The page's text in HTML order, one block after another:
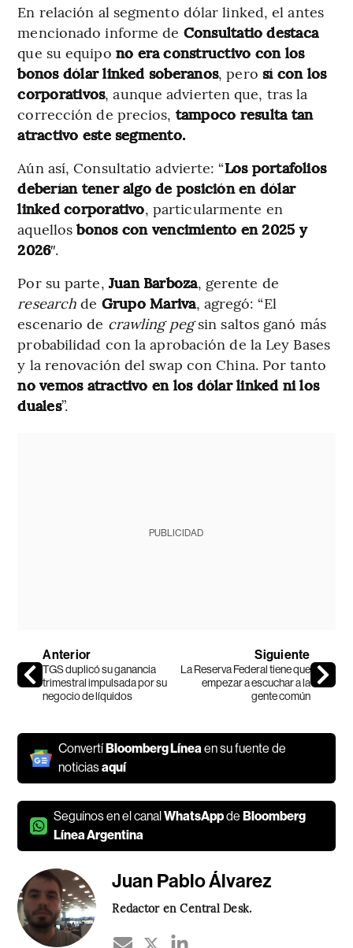
En relación al segmento dólar linked, el antes
mencionado informe de Consultatio destaca
que su equipo no era constructivo con los
bonos dólar linked soberanos, pero sí con los
corporativos, aunque advierten que, tras la
corrección de precios, tampoco resulta tan
atractivo este segmento.
Aún así, Consultatio advierte: “Los portafolios
deberían tener algo de posición en dólar
linked corporativo, particularmente en
aquellos bonos con vencimiento en 2025 y
2026″.
Por su parte, Juan Barboza, gerente de
researchde Grupo Mariva, agregó: “El
escenario de crawling pegsin saltos ganó más
probabilidad con la aprobación de la Ley Bases
y la renovación del swap con China. Por tanto
no vemos atractivo en los dólar linked ni los
duales”.
PUBLICIDAD
Anterior
TGS duplicó su ganancia
trimestral impulsada por su
negocio de líquidos
Siguiente
La Reserva Federal tiene que
empezar a escuchar a la
gente común
ConvertíBloomberg Líneaen su fuente de
noticiasaquí
Seguínos en el canalWhatsAppdeBloomberg
Línea Argentina
Juan Pablo Álvarez
Redactor en Central Desk.